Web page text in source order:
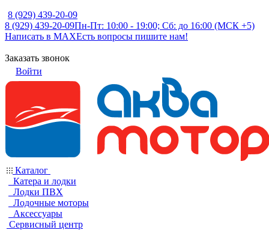
8 (929) 439-20-09
8 (929) 439-20-09Пн-Пт: 10:00 - 19:00; Сб: до 16:00 (МСК +5)
Написать в MAXЕсть вопросы пишите нам!
Заказать звонок
Войти
Каталог
Катера и лодки
Лодки ПВХ
Лодочные моторы
Аксессуары
Сервисный центр